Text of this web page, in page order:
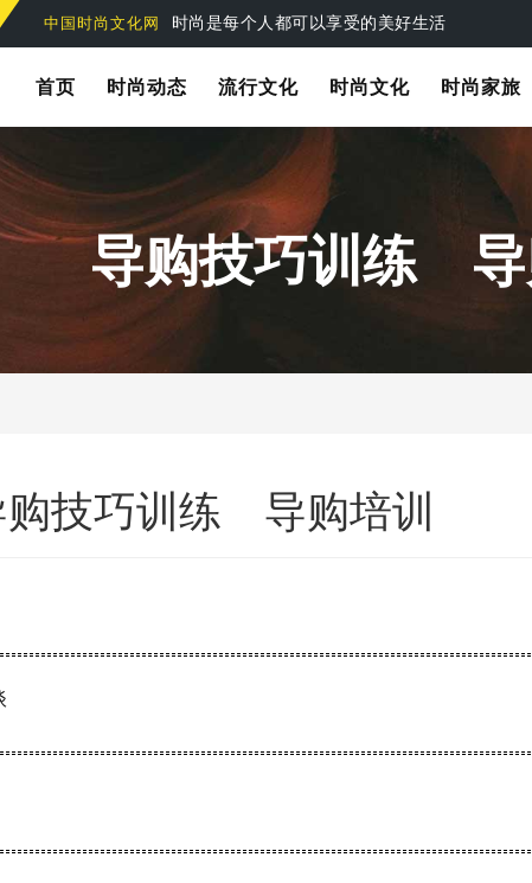
中国时尚文化网 时尚是每个人都可以享受的美好生活
首页 时尚动态 流行文化 时尚文化 时尚家旅
导购技巧训练 导
购技巧训练 导购培训